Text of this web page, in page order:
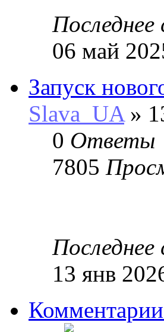
06 май
Запуск
Slava_UA»
0 Ответы
7805
13 янв